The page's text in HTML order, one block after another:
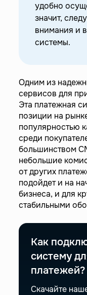
удобно
значит,
внимания и
системы.
Одним из
сервисов для
Эта платежная
позиции на
популярностью
среди
большинством
небольшие
от других
подойдет и на
бизнеса, и для
стабильными
Как
систему
платежей?
Скачайте